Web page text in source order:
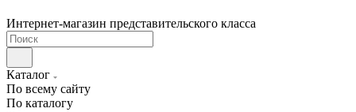
Интернет-магазин представительского класса
Каталог
По всему сайту
По каталогу